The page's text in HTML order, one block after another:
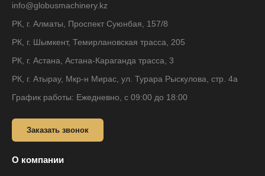
info@globusmachinery.kz
РК, г. Алматы, Проспект Суюнбая, 157/8
РК, г. Шымкент, Темирлановская трасса, 205
РК, г. Астана, Астана-Караганда трасса, 3
РК, г. Атырау, Мкр-н Мирас, ул. Турара Рыскулова, стр. 4а
График работы: Ежедневно, с 09:00 до 18:00
Заказать звонок
О компании